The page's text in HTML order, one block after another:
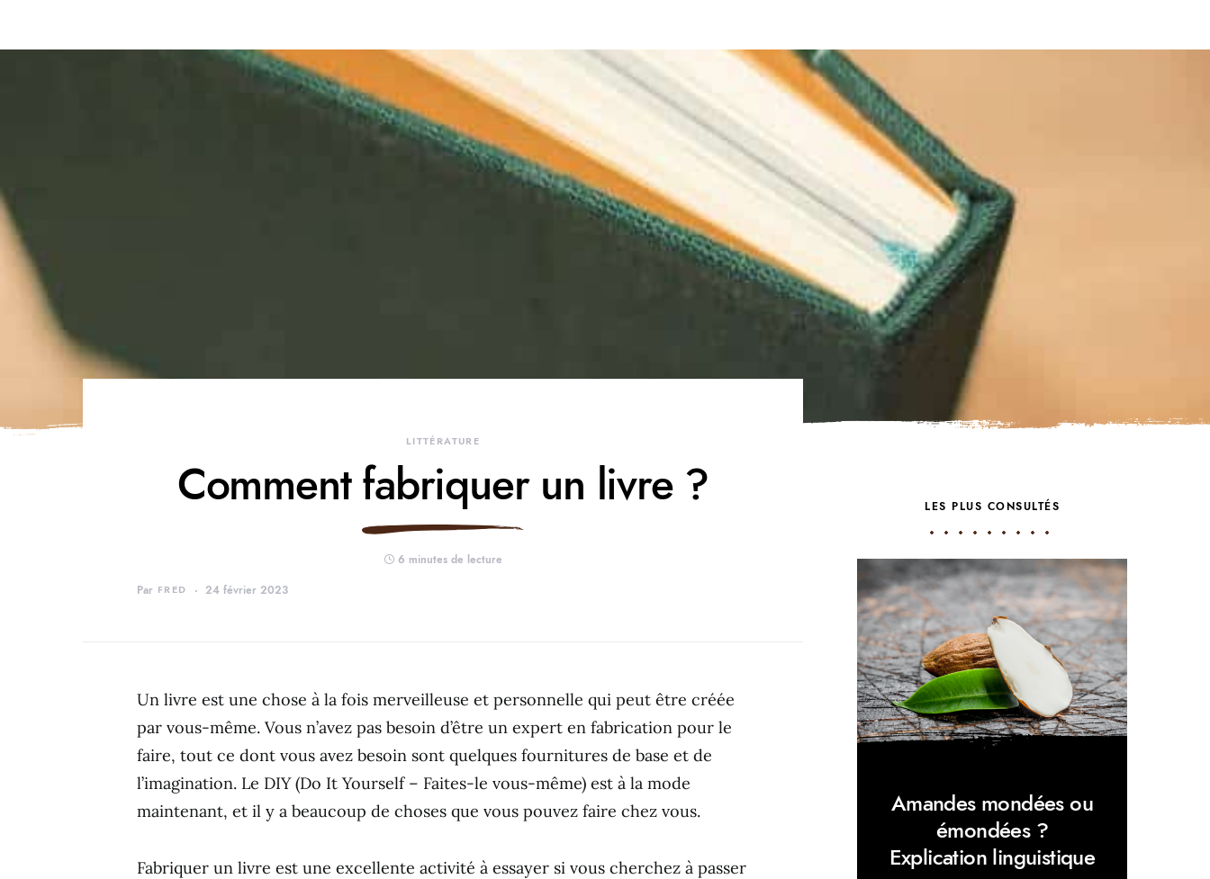
LITTÉRATURE
Comment fabriquer un livre ?
6 minutes de lecture
Par FRED 24 février 2023
Un livre est une chose à la fois merveilleuse et personnelle qui peut être créée
par vous-même. Vous n’avez pas besoin d’être un expert en fabrication pour le
faire, tout ce dont vous avez besoin sont quelques fournitures de base et de
l’imagination. Le DIY (Do It Yourself – Faites-le vous-même) est à la mode
maintenant, et il y a beaucoup de choses que vous pouvez faire chez vous.
Fabriquer un livre est une excellente activité à essayer si vous cherchez à passer
LES PLUS CONSULTÉS
Amandes mondées ou
émondées ?
Explication linguistique